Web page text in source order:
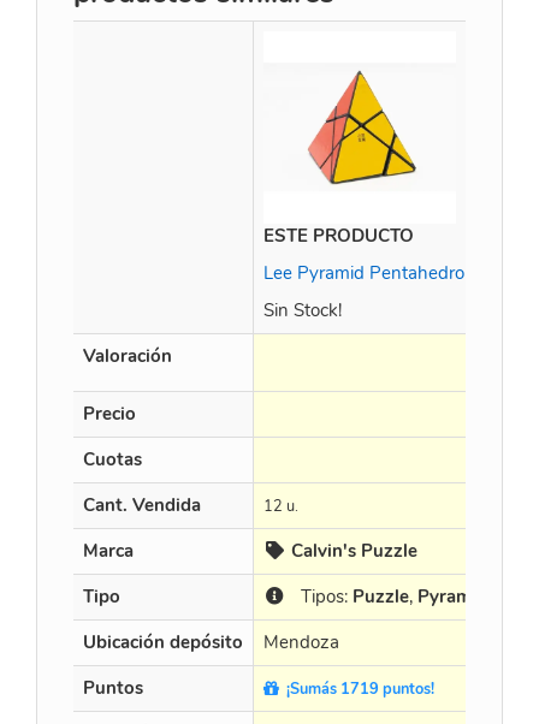
ESTE PRODUCTO
Lee Pyramid Pentahedron Tower
Sin Stock!
Valoración
Precio
Cuotas
Cant. Vendida
12 u.
Marca
Calvin's Puzzle
Tipo
Tipos: Puzzle, Pyramide
Ubicación depósito
Mendoza
Puntos
¡Sumás 1719 puntos!